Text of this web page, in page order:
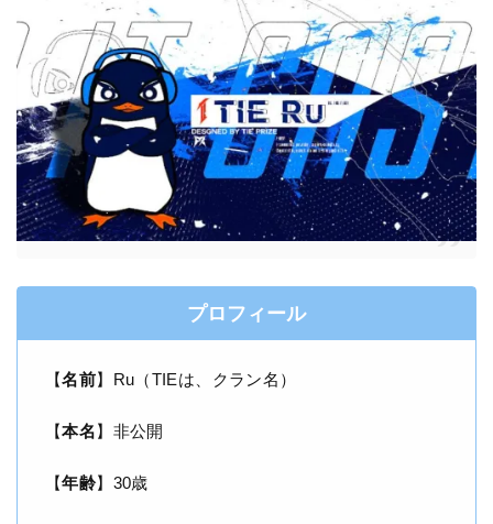
プロフィール
【名前】Ru（TIEは、クラン名）
【本名 】非公開
【年齢】30歳